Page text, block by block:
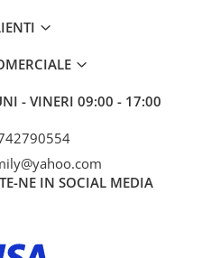
- VINERI 09:00 - 17:00
NE IN SOCIAL MEDIA